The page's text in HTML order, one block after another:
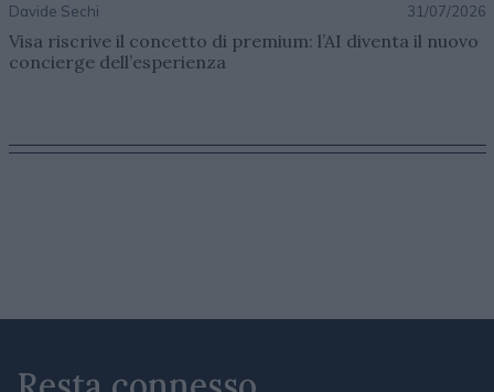
Davide Sechi 31/07/2026
Visa riscrive il concetto di premium: l’AI diventa il nuovo
concierge dell’esperienza